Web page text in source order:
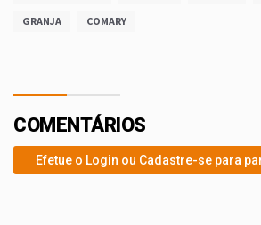
GRANJA COMARY
COMENTÁRIOS
Efetue o Login ou Cadastre-se para